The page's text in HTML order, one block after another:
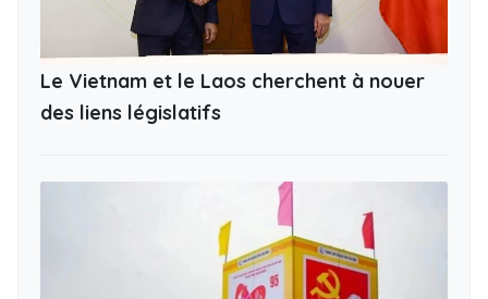
Le Vietnam et le Laos cherchent à nouer
des liens législatifs